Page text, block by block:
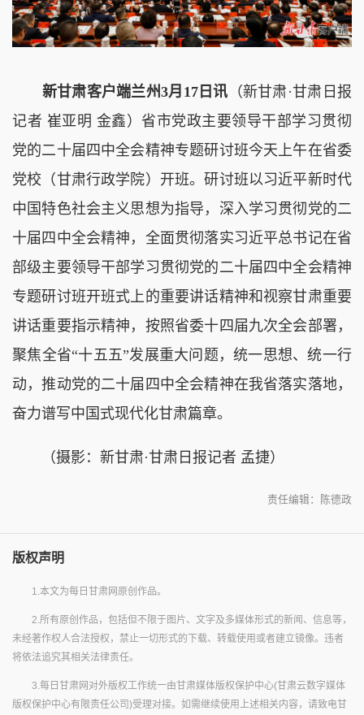
新甘肃客户端兰州3月17日讯 （新甘肃·甘肃日报
记者 崔亚明 金鑫）省市党政主要领导干部学习贯彻
党的二十届四中全会精神专题研讨班今天上午在省委
党校（甘肃行政学院）开班。研讨班以习近平新时代
中国特色社会主义思想为指导，深入学习贯彻党的二
十届四中全会精神，全面贯彻落实习近平总书记在省
部级主要领导干部学习贯彻党的二十届四中全会精神
专题研讨班开班式上的重要讲话精神和视察甘肃重要
讲话重要指示精神，按照省委十四届九次全会部署，
聚焦全省“十五五”发展重大问题，统一思想、统一行
动，推动党的二十届四中全会精神在我省落实落地，
奋力谱写中国式现代化甘肃篇章。
（摄影：新甘肃·甘肃日报记者 孟捷）
责任编辑：陈德政
版权声明
1.本文为每日甘肃网原创作品。
2.所有原创作品，包括但不限于图片、文字及多媒体形式的新闻、信息等，
未经著作权人合法授权，禁止一切形式的下载、转载使用或者建立镜像。违者
将依法追究其相关法律责任。
3.每日甘肃网对外版权工作统一由甘肃媒体版权保护中心(甘肃云数字媒体
版权保护中心有限责任公司)受理对接。如需继续使用上述相关内容，请致电甘